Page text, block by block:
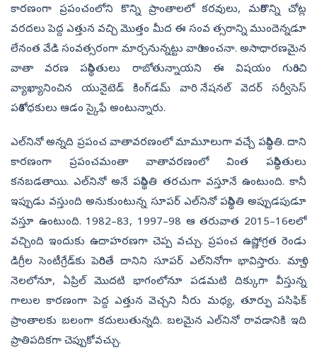
కారణంగా ప్రపంచంలోని కొన్ని ప్రాంతాలలో కరవులు, మరికొన్ని చోట్ల
వరదలు పెద్ద ఎత్తున వచ్చి మొత్తం మీద ఈ సంవ త్సరాన్ని ముందెన్నడూ
లేనంత వేడి సంవత్సరంగా మార్చనున్నట్టు వారి అంచనా. అసాధారణమైన
వాతా వరణ పరిస్థితులు రాబోతున్నాయని ఈ విషయం గురించి
వ్యాఖ్యానించిన యునైటెడ్‌ కింగ్‌డమ్‌ వారి నేషనల్‌ వెదర్‌ సర్వీసెస్‌
పరిశోధకులు ఆడం స్కైఫే అంటున్నారు.
ఎల్‌నినో అన్నది ప్రపంచ వాతావరణంలో మామూలుగా వచ్చే పరిస్థితి. దాని
కారణంగా ప్రపంచమంతా వాతావరణంలో వింత పరిస్థితులు
కనబడతాయి. ఎల్‌నినో అనే పరిస్థితి తరచుగా వస్తూనే ఉంటుంది. కానీ
ఇప్పుడు వస్తుంది అనుకుంటున్న సూపర్‌ ఎల్‌నినో పరిస్థితి అప్పుడపుడూ
వస్తూ ఉంటుంది. 1982–83, 1997–98 ఆ తరువాత 2015–16లలో
వచ్చింది ఇందుకు ఉదాహరణగా చెప్ప వచ్చు. ప్రపంచ ఉష్ణోగ్రత రెండు
డిగ్రీల సెంటీగ్రేడ్‌కు పెరిగితే దానిని సూపర్‌ ఎల్‌నినోగా భావిస్తారు. మార్చి
నెలలోనూ, ఏప్రిల్‌ మొదటి భాగంలోనూ పడమటి దిక్కుగా వీస్తున్న
గాలుల కారణంగా పెద్ద ఎత్తున వెచ్చని నీరు మధ్య, తూర్పు పసిఫిక్‌
ప్రాంతాలకు బలంగా కదులుతున్నది. బలమైన ఎల్‌నినో రావడానికి ఇది
ప్రాతిపదికగా చెప్పుకోవచ్చు.